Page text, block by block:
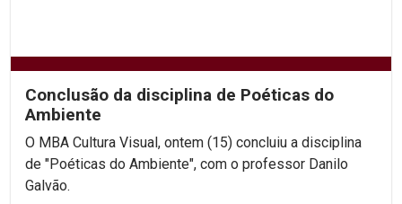
Conclusão da disciplina de Poéticas do
Ambiente
O MBA Cultura Visual, ontem (15) concluiu a disciplina
de "Poéticas do Ambiente", com o professor Danilo
Galvão.